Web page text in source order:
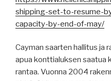
shipping-set-to-resume-
capacity-by-end-of-may/
Cayman saarten hallitus ja
apua konttialuksen saatua
rantaa. Vuonna 2004